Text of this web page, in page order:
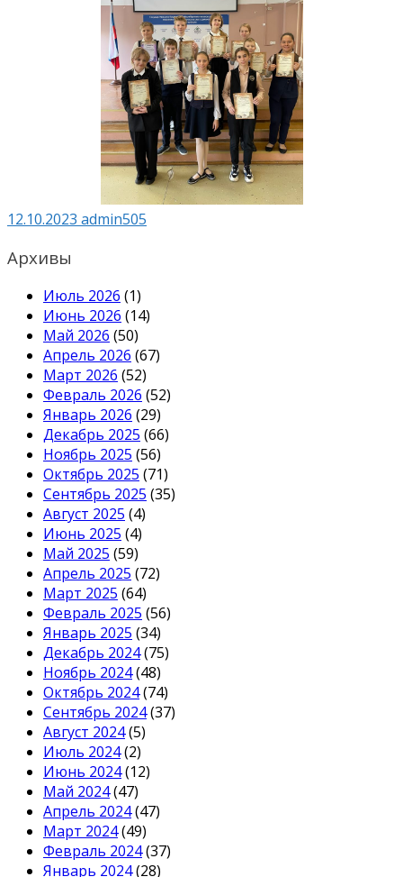
12.10.2023 admin505
Архивы
Июль 2026 (1)
Июнь 2026 (14)
Май 2026 (50)
Апрель 2026 (67)
Март 2026 (52)
Февраль 2026 (52)
Январь 2026 (29)
Декабрь 2025 (66)
Ноябрь 2025 (56)
Октябрь 2025 (71)
Сентябрь 2025 (35)
Август 2025 (4)
Июнь 2025 (4)
Май 2025 (59)
Апрель 2025 (72)
Март 2025 (64)
Февраль 2025 (56)
Январь 2025 (34)
Декабрь 2024(75)
Ноябрь 2024(48)
Октябрь 2024(74)
Сентябрь 2024(37)
Август 2024(5)
Июль 2024(2)
Июнь 2024(12)
Май 2024(47)
Апрель 2024(47)
Март 2024(49)
Февраль 2024(37)
Январь 2024(28)